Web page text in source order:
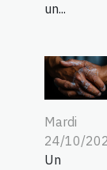
un...
Mardi
24/10/
Un